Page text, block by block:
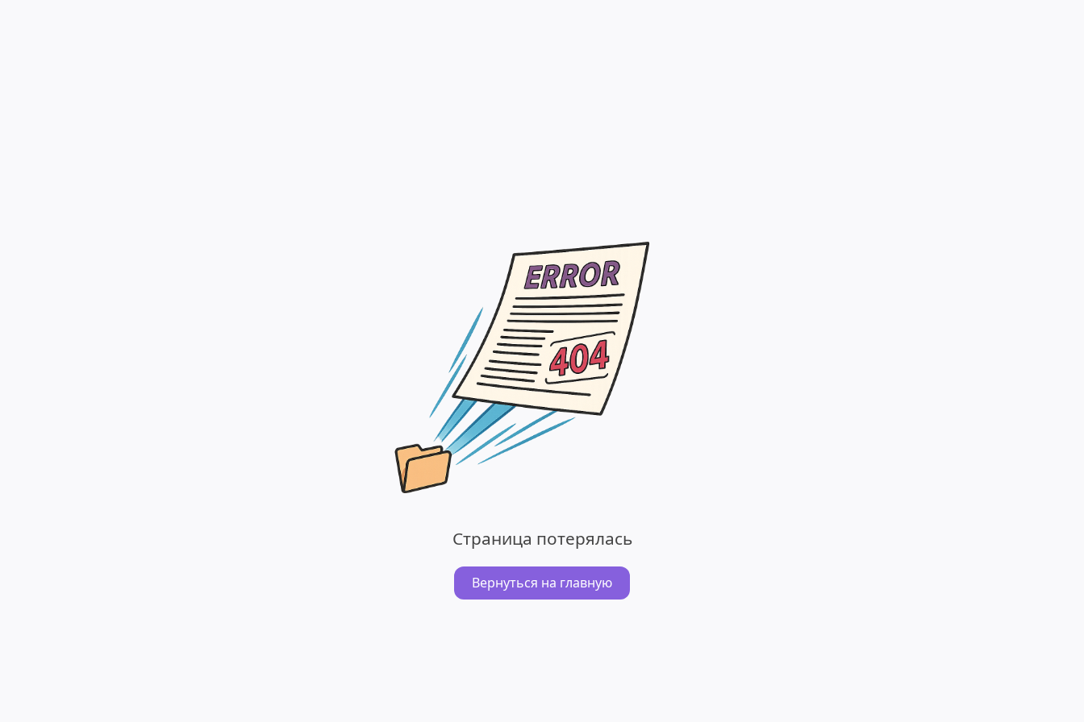
Страница потерялась
Вернуться на главную